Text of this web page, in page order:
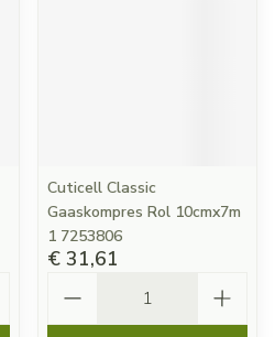
Cuticell Classic
Gaaskompres Rol 10cmx7m
1 7253806
€ 31,61